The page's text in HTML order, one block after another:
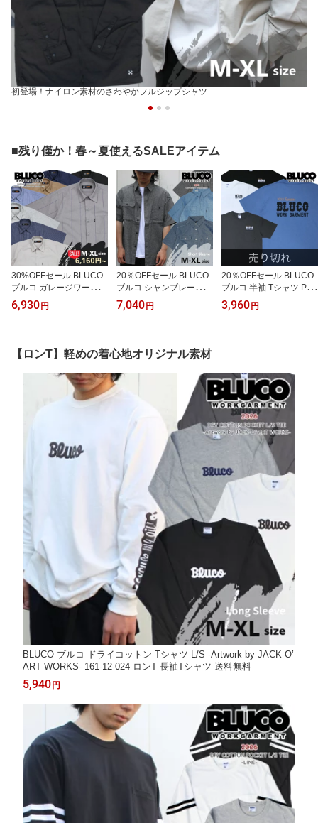
初登場！ナイロン素材のさわやかフルジップシャツ
■残り僅か！春～夏使えるSALEアイテム
30%OFFセール BLUCO
ブルコ ガレージワークシ
ャツ メンズ 153-21-006
ゆったり 半袖シャツ GA
グ ワークウェア ワーク
シャツ BLUCO WORK G
ARMENT ブルコワーク
ガーメント 【送料無料】
6,930 円
20％OFFセール BLUCO
ブルコ シャンブレーワー
クシャツ 153-21-005 半
袖シャツ メンズ 薄手 カ
7,040 円
20％OFFセール BLUCO
ブルコ 半袖 Tシャツ PO
CKET TEE -BOLT- 153-2
2-012 Tシャツ 胸ポケッ
3,960 円
【ロンT】軽めの着心地オリジナル素材
BLUCO ブルコ ドライコットン Tシャツ L/S -Artwork by JACK-O’
ART WORKS- 161-12-024 ロンT 長袖Tシャツ 送料無料
5,940 円